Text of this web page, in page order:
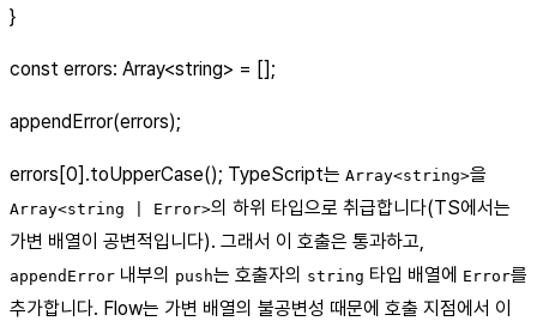
}
const errors: Array<string> = [];
appendError(errors);
errors[0].toUpperCase(); TypeScript는 Array<string>을
Array<string | Error>의 하위 타입으로 취급합니다(TS에서는
가변 배열이 공변적입니다). 그래서 이 호출은 통과하고,
appendError 내부의 push는 호출자의 string 타입 배열에 Error를
추가합니다. Flow는 가변 배열의 불공변성 때문에 호출 지점에서 이